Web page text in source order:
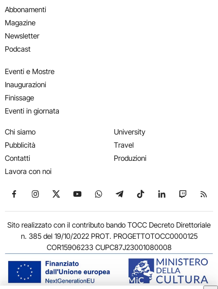
Abbonamenti
Magazine
Newsletter
Podcast
Eventi e Mostre
Inaugurazioni
Finissage
Eventi in giornata
Chi siamo
Pubblicità
Contatti
Lavora con noi
University
Travel
Produzioni
Seguici su Facebook
Seguici su Instagram
Seguici su X
Seguici su YouTube
Seguici su WhatsApp
Seguici su Telegram
Seguici su TikTok
Seguici su
Seguici
Sito realizzato con il contributo bando TOCC Decreto Direttoriale
n. 385 del 19/10/2022 PROT. PROGETTOTOCC0000125
COR15906233 CUPC87J23001080008